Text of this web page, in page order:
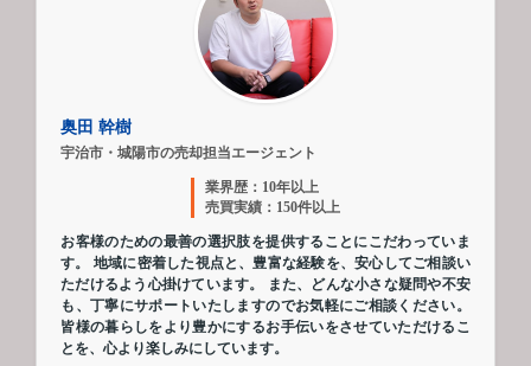
奥田 幹樹
宇治市・城陽市の売却担当エージェント
業界歴：10年以上
売買実績：150件以上
お客様のための最善の選択肢を提供することにこだわっていま
す。 地域に密着した視点と、豊富な経験を、安心してご相談い
ただけるよう心掛けています。 また、どんな小さな疑問や不安
も、丁寧にサポートいたしますのでお気軽にご相談ください。
皆様の暮らしをより豊かにするお手伝いをさせていただけるこ
とを、心より楽しみにしています。